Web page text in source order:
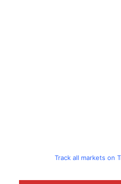
Track all markets on